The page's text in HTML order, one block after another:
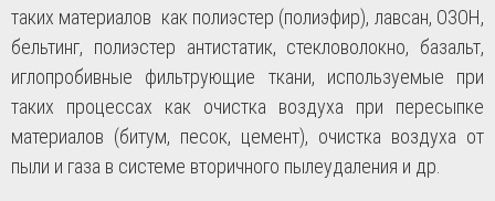
таких материалов как полиэстер (полиэфир), лавсан, ОЗОН,
бельтинг, полиэстер антистатик, стекловолокно, базальт,
иглопробивные фильтрующие ткани, используемые при
таких процессах как очистка воздуха при пересыпке
материалов (битум, песок, цемент), очистка воздуха от
пыли и газа в системе вторичного пылеудаления и др.